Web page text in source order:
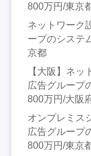
800万円/東京
ネットワーク
ープのシステ
京都
【大阪】ネ
広告グループ
800万円/大阪
オンプレミス
広告グループ
800万円/東京